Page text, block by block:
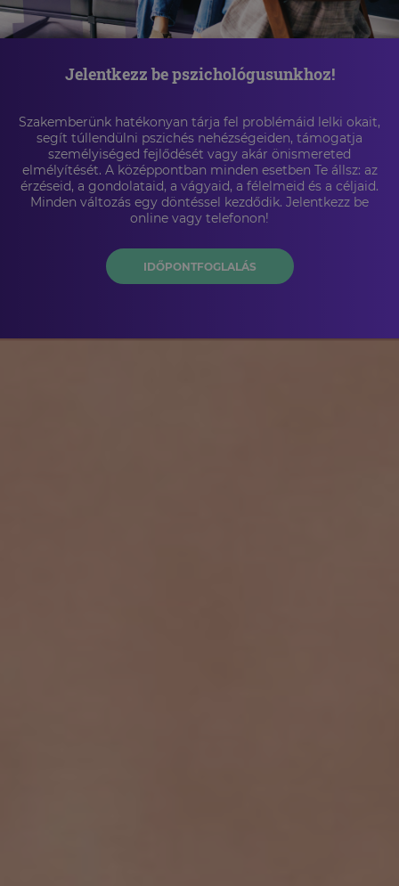
Jelentkezz be pszichológusunkhoz!
Szakemberünk hatékonyan tárja fel problémáid lelki okait,
segít túllendülni pszichés nehézségeiden, támogatja
személyiséged fejlődését vagy akár önismereted
elmélyítését. A középpontban minden esetben Te állsz: az
érzéseid, a gondolataid, a vágyaid, a félelmeid és a céljaid.
Minden változás egy döntéssel kezdődik. Jelentkezz be
online vagy telefonon!
IDŐPONTFOGLALÁS